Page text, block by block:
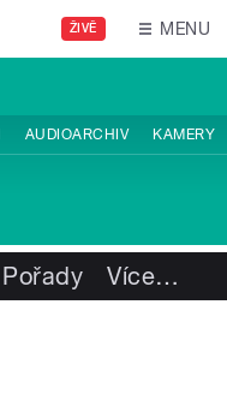
ŽIVĚ MENU
AUDIOARCHIV KAMERY
Pořady Více…